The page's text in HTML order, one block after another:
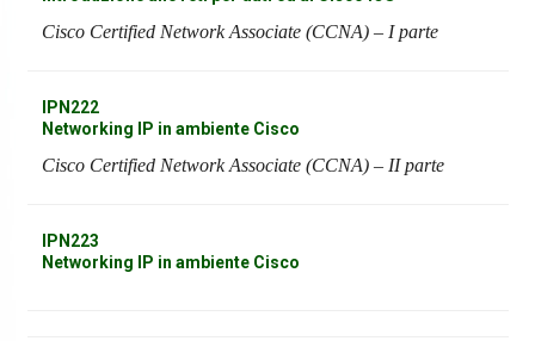
Cisco Certified Network Associate (CCNA) – I parte
IPN222
Networking IP in ambiente Cisco
Cisco Certified Network Associate (CCNA) – II parte
IPN223
Networking IP in ambiente Cisco